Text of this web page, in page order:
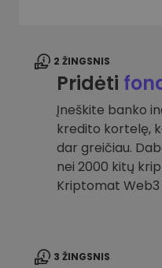
2 ŽINGSNIS
Pridėti
Įneškite banko
kredito kortelę,
dar greičiau.
nei 2000 kitų
Kriptomat Web3
3 ŽINGSNIS